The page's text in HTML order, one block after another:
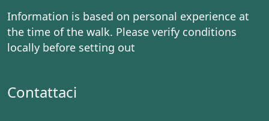
Information is based on personal experience at
the time of the walk. Please verify conditions
locally before setting out
Contattaci